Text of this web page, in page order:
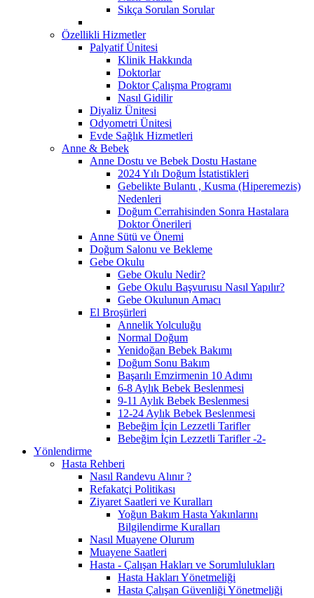
Sıkça Sorulan Sorular
Özellikli Hizmetler
Palyatif Ünitesi
Klinik Hakkında
Doktorlar
Doktor Çalışma Programı
Nasıl Gidilir
Diyaliz Ünitesi
Odyometri Ünitesi
Evde Sağlık Hizmetleri
Anne & Bebek
Anne Dostu ve Bebek Dostu Hastane
2024 Yılı Doğum İstatistikleri
Gebelikte Bulantı , Kusma (Hiperemezis)
Nedenleri
Doğum Cerrahisinden Sonra Hastalara
Doktor Önerileri
Anne Sütü ve Önemi
Doğum Salonu ve Bekleme
Gebe Okulu
Gebe Okulu Nedir?
Gebe Okulu Başvurusu Nasıl Yapılır?
Gebe Okulunun Amacı
El Broşürleri
Annelik Yolculuğu
Normal Doğum
Yenidoğan Bebek Bakımı
Doğum Sonu Bakım
Başarılı Emzirmenin 10 Adımı
6-8 Aylık Bebek Beslenmesi
9-11 Aylık Bebek Beslenmesi
12-24 Aylık Bebek Beslenmesi
Bebeğim İçin Lezzetli Tarifler
Bebeğim İçin Lezzetli Tarifler -2-
Yönlendirme
Hasta Rehberi
Nasıl Randevu Alınır ?
Refakatçi Politikası
Ziyaret Saatleri ve Kuralları
Yoğun Bakım Hasta Yakınlarını
Bilgilendirme Kuralları
Nasıl Muayene Olurum
Muayene Saatleri
Hasta - Çalışan Hakları ve Sorumlulukları
Hasta Hakları Yönetmeliği
Hasta Çalışan Güvenliği Yönetmeliği